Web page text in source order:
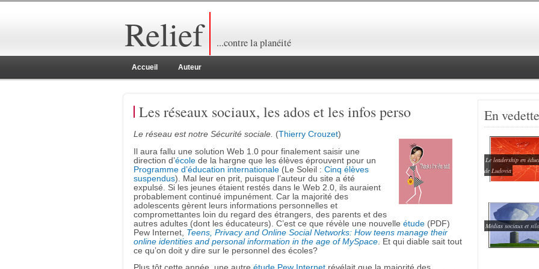
Relief ...contre la planéité
Accueil Auteur
Les réseaux sociaux, les ados et les infos perso
Le réseau est notre Sécurité sociale. (Thierry Crouzet)
Il aura fallu une solution Web 1.0 pour finalement saisir une
direction d’école de la hargne que les élèves éprouvent pour un
Programme d’éducation internationale (Le Soleil : Cinq élèves
suspendus). Mal leur en prit, puisque l’auteur du site a été
expulsé. Si les jeunes étaient restés dans le Web 2.0, ils auraient
probablement continué impunément. Car la majorité des
adolescents gèrent leurs informations personnelles et
compromettantes loin du regard des étrangers, des parents et des
autres adultes (dont les éducateurs). C’est ce que révèle une nouvelle étude (PDF)
Pew Internet, Teens, Privacy and Online Social Networks: How teens manage their
online identities and personal information in the age of MySpace . Et qui diable sait tout
ce qu’on doit y dire sur le personnel des écoles?
En vedette
Le leadership en
de Ludovia
Médias sociaux et